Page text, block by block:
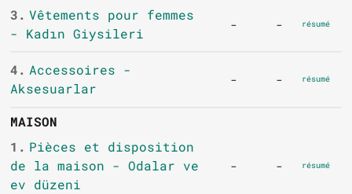
3. Vêtements pour femmes
- Kadın Giysileri
- - résumé
4. Accessoires -
Aksesuarlar
- - résumé
MAISON
1. Pièces et disposition
de la maison - Odalar ve
ev düzeni
- - résumé